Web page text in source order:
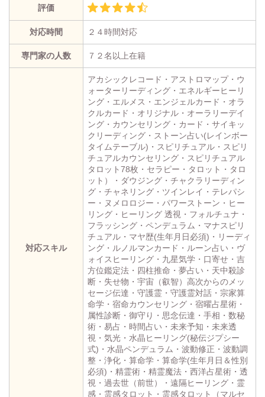
評価
対応時間 ２４時間対応
専門家の人数 ７２名以上在籍
対応スキル
アカシックレコード・アストロマップ・ウ
ォーターリーディング・エネルギーヒーリ
ング・エルメス・エンジェルカード・オラ
クルカード・オリジナル・オーラリーデイ
ング・カウンセリング・カード・サイキッ
クリーディング・ストーン占い(レインボー
タイムテーブル)・スピリチュアル・スピリ
チュアルカウンセリング・スピリチュアル
タロット78枚・セラピー・タロット・タロ
ット）・ダウジング・チャクラリーディン
グ・チャネリング・ツインレイ・テレパシ
ー・ヌメロロジー・パワーストーン・ヒー
リング・ヒーリング 透視・フォルチュナ・
フラッシング・ペンデュラム・マナスピリ
チュアル・マヤ歴(生年月日必須)・リーディ
ング・ルノルマンカード・ルーン占い・ヴ
ォイスヒーリング・九星気学・口寄せ・吉
方位鑑定法・四柱推命・夢占い・天中殺診
断・失せ物・宇宙（叡智）高次からのメッ
セージ伝達・守護霊・守護霊対話・宗家算
命学・宿命カウンセリング・宿曜占星術・
属性診断・御守り・思念伝達・手相・数秘
術・易占・時間占い・未来予知・未来透
視・気光・水晶ヒーリング(秘伝ジプシー
式)・水晶ペンデュラム・波動修正・波動調
整・浄化・算命学・算命学(生年月日＆性別
必須)・精霊術・精霊魔法・西洋占星術・透
視・過去世（前世）・遠隔ヒーリング・霊
感・霊感タロット・霊感タロット（マルセ